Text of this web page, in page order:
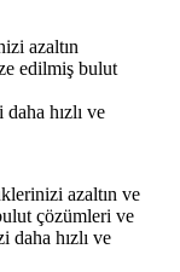
azaltın
edilmiş bulut
hızlı ve
azaltın ve
çözümleri ve
daha hızlı ve